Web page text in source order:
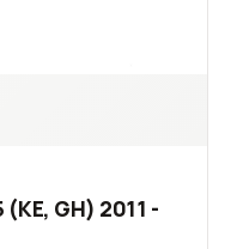
GH) 2011 -